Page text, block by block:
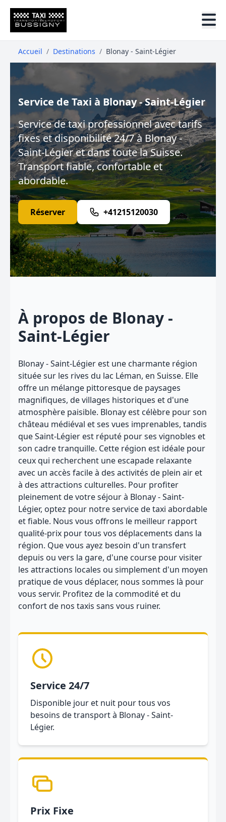
Accueil / Destinations / Blonay - Saint-Légier
Service de Taxi à Blonay - Saint-Légier
Service de taxi professionnel avec tarifs
fixes et disponibilité 24/7 à Blonay -
Saint-Légier et dans toute la Suisse.
Transport fiable, confortable et
abordable.
Réserver +41215120030
À propos de Blonay -
Saint-Légier
Blonay - Saint-Légier est une charmante région
située sur les rives du lac Léman, en Suisse. Elle
offre un mélange pittoresque de paysages
magnifiques, de villages historiques et d'une
atmosphère paisible. Blonay est célèbre pour son
château médiéval et ses vues imprenables, tandis
que Saint-Légier est réputé pour ses vignobles et
son cadre tranquille. Cette région est idéale pour
ceux qui recherchent une escapade relaxante
avec un accès facile à des activités de plein air et
à des attractions culturelles. Pour profiter
pleinement de votre séjour à Blonay - Saint-
Légier, optez pour notre service de taxi abordable
et fiable. Nous vous offrons le meilleur rapport
qualité-prix pour tous vos déplacements dans la
région. Que vous ayez besoin d'un transfert
depuis ou vers la gare, d'une course pour visiter
les attractions locales ou simplement d'un moyen
pratique de vous déplacer, nous sommes là pour
vous servir. Profitez de la commodité et du
confort de nos taxis sans vous ruiner.
Service 24/7
Disponible jour et nuit pour tous vos
besoins de transport à Blonay - Saint-
Légier.
Prix Fixe